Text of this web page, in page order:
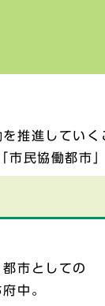
推進してい
民協働都市
市としての
中。